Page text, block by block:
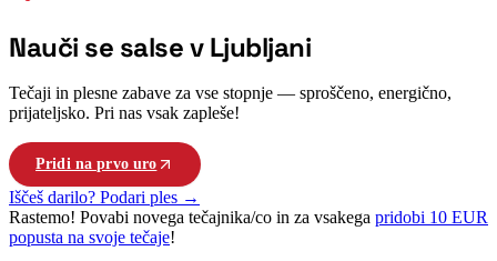
Nauči se salse v Ljubljani
Tečaji in plesne zabave za vse stopnje — sproščeno, energično,
prijateljsko. Pri nas vsak zapleše!
Pridi na prvo uro
Iščeš darilo? Podari ples →
Rastemo! Povabi novega tečajnika/co in za vsakega pridobi 10 EUR
popusta na svoje tečaje!